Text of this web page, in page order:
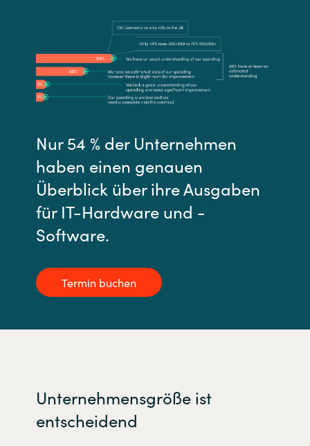
Nur 54 % der Unternehmen
haben einen genauen
Überblick über ihre Ausgaben
für IT-Hardware und -
Software.
Termin buchen
Unternehmensgröße ist
entscheidend